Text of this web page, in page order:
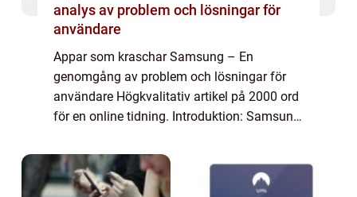
analys av problem och lösningar för
användare
Appar som kraschar Samsung – En
genomgång av problem och lösningar för
användare Högkvalitativ artikel på 2000 ord
för en online tidning. Introduktion: Samsung
smartphones och har ett stort antal
använd...